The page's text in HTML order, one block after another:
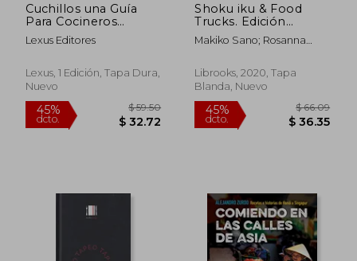
Cuchillos una Guía
Para Cocineros
Gourmet
Lexus Editores
Lexus, 1 Edición, Tapa Dura,
Nuevo
Shoku iku & Food
Trucks. Edición
Limitada 10º
Aniversario n. ° 4
Makiko Sano; Rosanna
Librooks, 2020, Tapa
Blanda, Nuevo